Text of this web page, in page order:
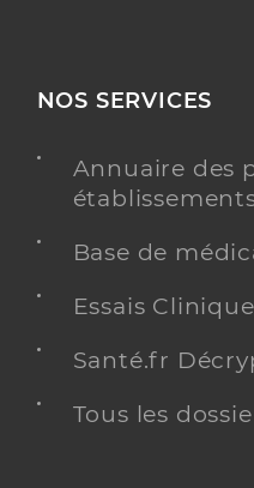
NOS SERVICES
Annuaire des
Base de
Essais
Santé.fr
Tous les